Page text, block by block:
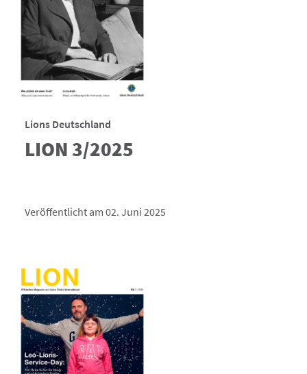
Lions Deutschland
LION 3/2025
Veröffentlicht am 02. Juni 2025